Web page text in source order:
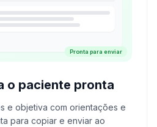
Pronta para enviar
o paciente pronta
e objetiva com orientações e
para copiar e enviar ao